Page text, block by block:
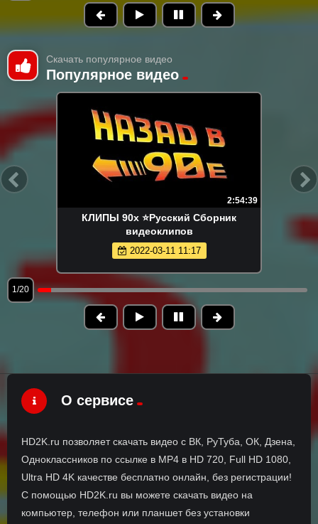
Скачать популярное видео
Популярное видео
2:54:39
КЛИПЫ 90х ⭐Русский Сборник
видеоклипов
2022-03-11 11:17
1/20
О сервисе
HD2K.ru позволяет скачать видео с ВК, РуТуба, ОК, Дзена,
Одноклассников по ссылке в MP4 в HD 720, Full HD 1080,
Ultra HD 4K качестве бесплатно онлайн, без регистрации!
С помощью HD2K.ru вы можете скачать видео на
компьютер, телефон или планшет без установки